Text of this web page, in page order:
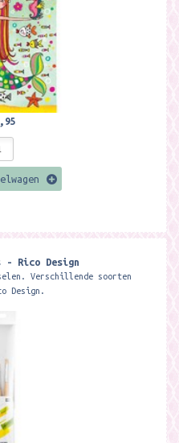
Rico Design
Verschillende soorten
Design.